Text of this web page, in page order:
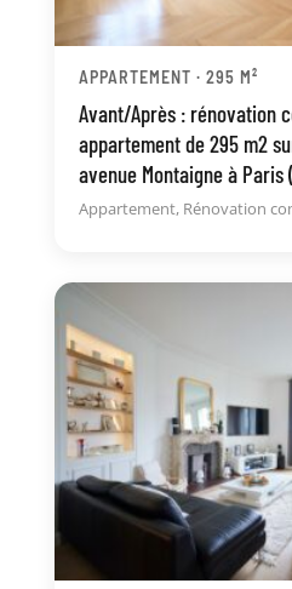
APPARTEMENT · 295 M²
Avant/Après : rénovation
appartement de 295 m2
avenue Montaigne à Paris
Appartement, Rénovation